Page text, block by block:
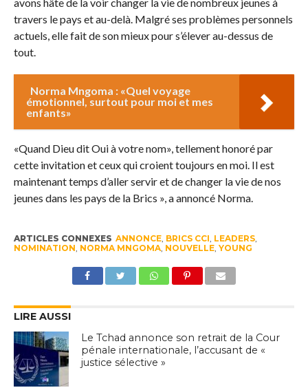
travers le pays et au-delà. Malgré ses problèmes personnels
actuels, elle fait de son mieux pour s’élever au-dessus de
tout.
Norma Mngoma : «Quel voyage
émotionnel, surtout pour moi et mes
enfants»
«Quand Dieu dit Oui à votre nom», tellement honoré par
cette invitation et ceux qui croient toujours en moi. Il est
maintenant temps d’aller servir et de changer la vie de nos
jeunes dans les pays de la Brics », a annoncé Norma.
ARTICLES CONNEXES ANNONCE, BRICS CCI LEADERS,
NOMINATION NORMA MNGOMA, NOUVELLE, YOUNG
LIRE AUSSI
Le Tchad annonce son retrait de la Cour
pénale internationale, l’accusant de «
justice sélective »